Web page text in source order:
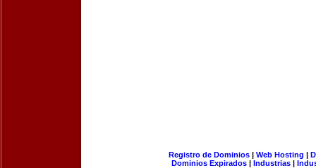
Registro de Dominios| Web Hosting |
Dominios Expirados | Industrias |